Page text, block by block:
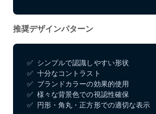
推奨デザインパターン
✅ シンプルで認識しやすい形状
✅ 十分なコントラスト
✅ ブランドカラーの効果的使用
✅ 様々な背景色での視認性確保
✅ 円形・角丸・正方形での適切な表示